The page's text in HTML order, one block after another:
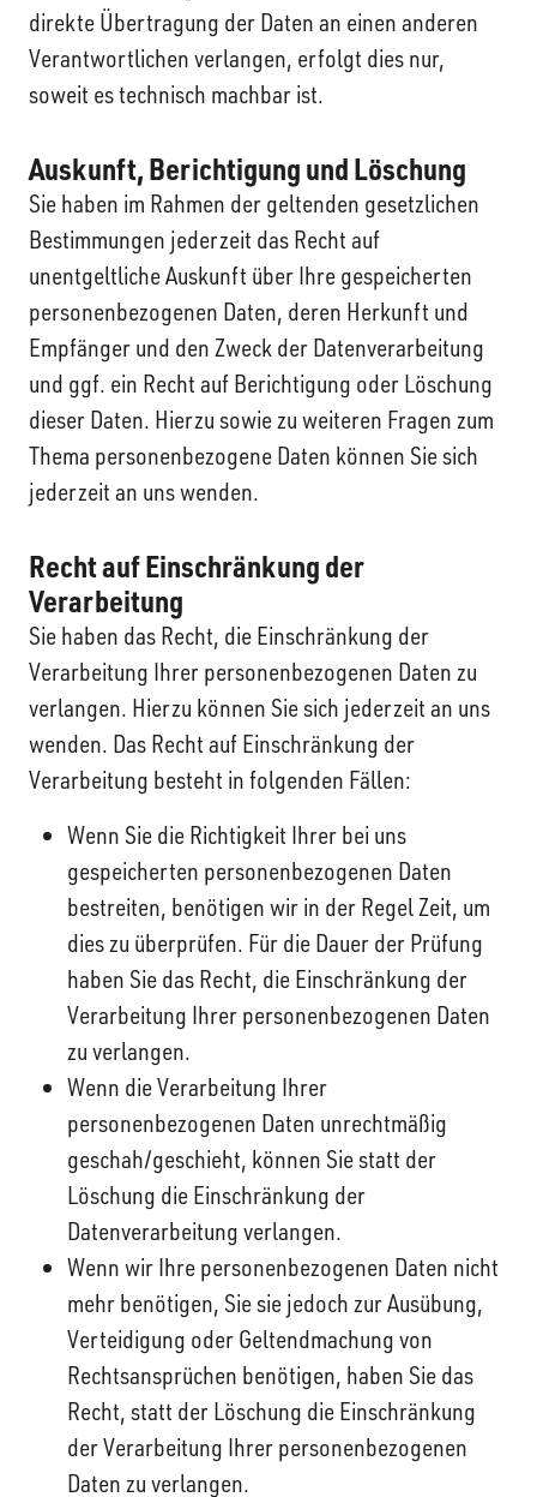
direkte Übertragung der Daten an einen anderen
Verantwortlichen verlangen, erfolgt dies nur,
soweit es technisch machbar ist.
Auskunft, Berichtigung und Löschung
Sie haben im Rahmen der geltenden gesetzlichen
Bestimmungen jederzeit das Recht auf
unentgeltliche Auskunft über Ihre gespeicherten
personenbezogenen Daten, deren Herkunft und
Empfänger und den Zweck der Datenverarbeitung
und ggf. ein Recht auf Berichtigung oder Löschung
dieser Daten. Hierzu sowie zu weiteren Fragen zum
Thema personenbezogene Daten können Sie sich
jederzeit an uns wenden.
Recht auf Einschränkung der
Verarbeitung
Sie haben das Recht, die Einschränkung der
Verarbeitung Ihrer personenbezogenen Daten zu
verlangen. Hierzu können Sie sich jederzeit an uns
wenden. Das Recht auf Einschränkung der
Verarbeitung besteht in folgenden Fällen:
Wenn Sie die Richtigkeit Ihrer bei uns
gespeicherten personenbezogenen Daten
bestreiten, benötigen wir in der Regel Zeit, um
dies zu überprüfen. Für die Dauer der Prüfung
haben Sie das Recht, die Einschränkung der
Verarbeitung Ihrer personenbezogenen Daten
zu verlangen.
Wenn die Verarbeitung Ihrer
personenbezogenen Daten unrechtmäßig
geschah/geschieht, können Sie statt der
Löschung die Einschränkung der
Datenverarbeitung verlangen.
Wenn wir Ihre personenbezogenen Daten nicht
mehr benötigen, Sie sie jedoch zur Ausübung,
Verteidigung oder Geltendmachung von
Rechtsansprüchen benötigen, haben Sie das
Recht, statt der Löschung die Einschränkung
der Verarbeitung Ihrer personenbezogenen
Daten zu verlangen.